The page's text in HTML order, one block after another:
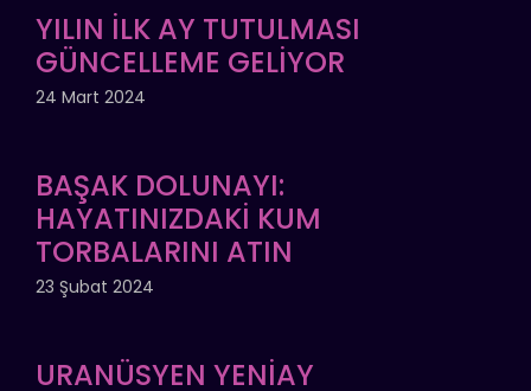
YILIN İLK AY TUTULMASI
GÜNCELLEME GELİYOR
24 Mart 2024
BAŞAK DOLUNAYI:
HAYATINIZDAKİ KUM
TORBALARINI ATIN
23 Şubat 2024
URANÜSYEN YENİAY